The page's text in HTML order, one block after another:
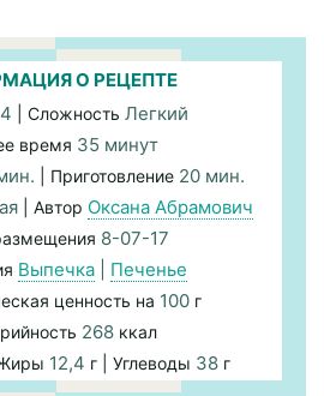
О РЕЦЕПТЕ
4 | Сложность Легкий
время 35 минут
| Приготовление 20 мин.
| Автор Оксана Абрамович
8-07-17
Выпечка Печенье
ценность на 100г
268ккал
12,4 г | Углеводы 38г